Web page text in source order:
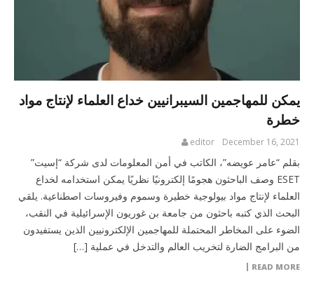
يمكن للمهاجمين السيبرانيين خداع العلماء لإنتاج مواد
خطرة
December 16, 2021
editor
بقلم “عامر عويضه”، الكاتب في أمن المعلومات لدى شركة “إسيت”
ESET وصف الباحثون هجومًا إلكترونيًا نظريًا يمكن استخدامه لخداع
العلماء لإنتاج مواد بيولوجية خطيرة وسموم وفيروسات اصطناعية. يلقي
البحث الذي كتبه باحثون من جامعة بن غوريون الإسرائيلية في النقب،
الضوء على المخاطر المحتملة للمهاجمين الإلكترونيين الذين يستفيدون
من البرامج الضارة لتخريب العالم والتدخل في عملية […]
READ MORE